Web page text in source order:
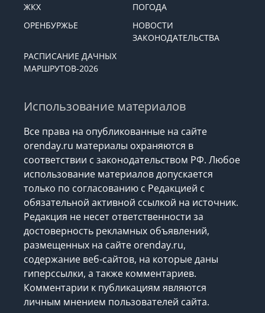
ЖКХ
ПОГОДА
ОРЕНБУРЖЬЕ
НОВОСТИ
ЗАКОНОДАТЕЛЬСТВА
РАСПИСАНИЕ ДАЧНЫХ
МАРШРУТОВ-2026
Использование материалов
Все права на опубликованные на сайте
orenday.ru материалы охраняются в
соответствии с законодательством РФ. Любое
использование материалов допускается
только по согласованию с Редакцией с
обязательной активной ссылкой на источник.
Редакция не несет ответственности за
достоверность рекламных объявлений,
размещенных на сайте orenday.ru,
содержание веб-сайтов, на которые даны
гиперссылки, а также комментариев.
Комментарии к публикациям являются
личным мнением пользователей сайта.